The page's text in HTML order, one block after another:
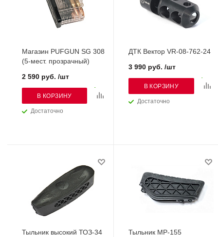
Магазин PUFGUN SG 308
(5-мест. прозрачный)
Достаточно
2 590 руб. /шт
В КОРЗИНУ
ДТК Вектор VR-08-762-24
Достаточно
3 990 руб. /шт
В КОРЗИНУ
Тыльник высокий ТОЗ-34
Тыльник МР-155